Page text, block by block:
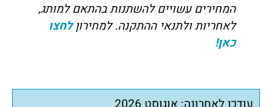
המחירים עשויים להשתנות בהתאם למותג,
לאחריות ולתנאי ההתקנה. למחירוןלחצו
כאן!